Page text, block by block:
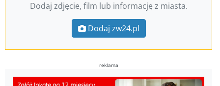
Dodaj zdjęcie, film lub informację z miasta.
Dodaj zw24.pl
reklama